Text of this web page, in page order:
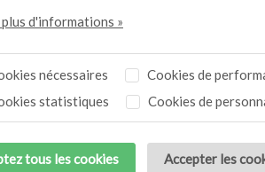
d'informations »
nécessaires
Cookies de
statistiques
Cookies de
tous les cookies Accepter les